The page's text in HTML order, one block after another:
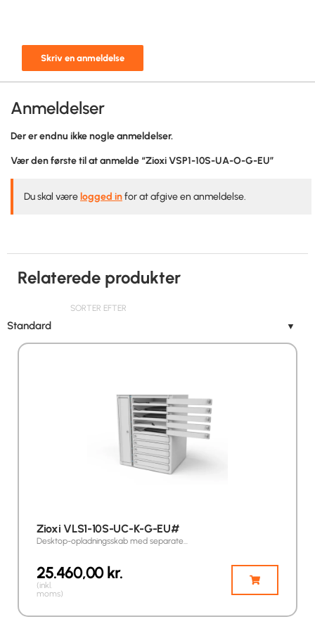
Skriv en anmeldelse
Anmeldelser
Der er endnu ikke nogle anmeldelser.
Vær den første til at anmelde “Zioxi VSP1-10S-UA-O-G-EU”
Du skal være logged infor at afgive en anmeldelse.
Relaterede produkter
SORTER EFTER
Standard ▼
Zioxi VLS1-10S-UC-K-G-EU#
Desktop-opladningsskab med separate…
25.460,00kr.
(inkl.
moms)